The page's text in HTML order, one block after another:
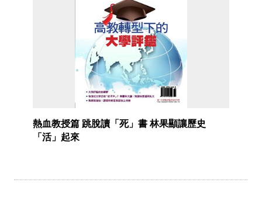
熱血教授篇 跳脫讀「死」書 林果顯讓歷史
「活」起來